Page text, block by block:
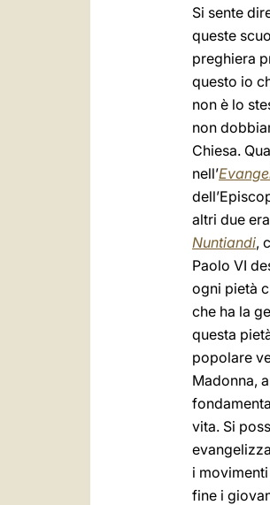
Si sente
queste
preghiera
questo io
non è lo
non
Chiesa.
nell’
altri due
Nuntiandi,
Paolo VI
ogni pietà
che ha la
questa
popolare
Madonna,
vita. Si
i
fine i